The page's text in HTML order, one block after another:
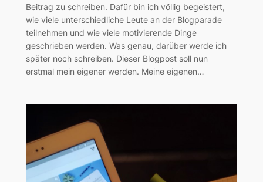
Beitrag zu schreiben. Dafür bin ich völlig begeistert,
wie viele unterschiedliche Leute an der Blogparade
teilnehmen und wie viele motivierende Dinge
geschrieben werden. Was genau, darüber werde ich
später noch schreiben. Dieser Blogpost soll nun
erstmal mein eigener werden. Meine eigenen…